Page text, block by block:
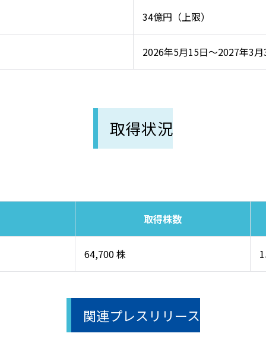
34億円（上限）
2026年5月15日～2027年3
取得状況
取得株数
64,700 株
関連プレスリリース